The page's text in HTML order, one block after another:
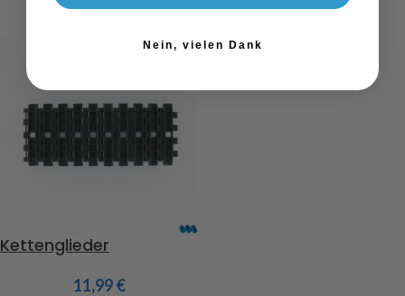
10,50€ 10,50€
Kettenglieder
11,99€
Nein, vielen Dank